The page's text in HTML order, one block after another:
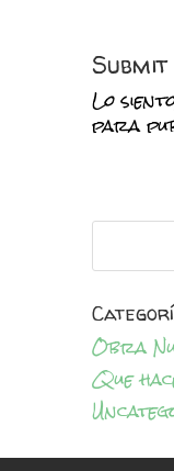
Lo
para
Obra
Que